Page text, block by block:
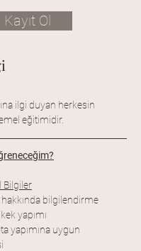
Kayıt Ol
ilgi duyan herkesin
eğitimidir.
Bilgiler
bilgilendirme
yapımı
yapımına uygun